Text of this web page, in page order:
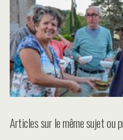
Articles sur le même sujet ou